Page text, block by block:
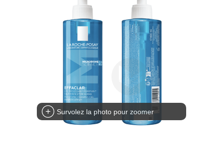
Solaire
Survolez la photo pour zoomer